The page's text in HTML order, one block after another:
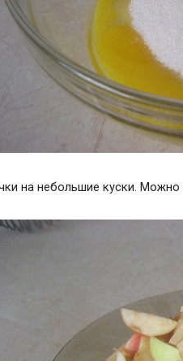
на небольшие куски. Можно